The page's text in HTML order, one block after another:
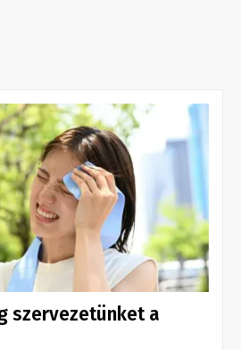
szervezetünket a